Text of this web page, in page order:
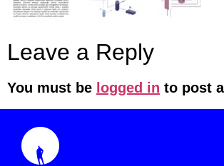
Leave a Reply
You must be logged in to post